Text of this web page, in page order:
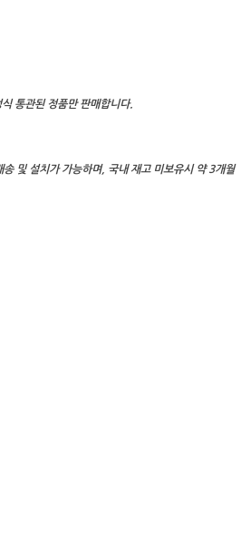
통관된 정품만 판매합니다.
및 설치가 가능하며, 국내 재고 미보유시 약 3개월